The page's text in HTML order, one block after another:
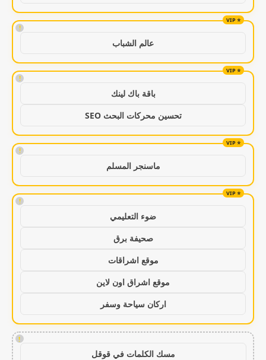
!
عالم الشباب
!
باقة باك لينك
تحسين محركات البحث SEO
!
ماسنجر المسلم
!
ضوء التعليمي
صحيفة برق
موقع اشراقات
موقع اشراق اون لاين
اركان سياحة وسفر
!
مسك الكلمات في قوقل